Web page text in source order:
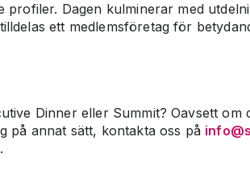
profiler. Dagen kulminerar med
ett medlemsföretag för
Dinner eller Summit? Oavsett om
på annat sätt, kontakta oss på